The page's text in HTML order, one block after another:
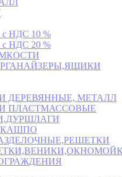
НДС 10 %
НДС 20 %
ДЕРЕВЯННЫЕ, МЕТАЛЛ
ПЛАСТМАССОВЫЕ